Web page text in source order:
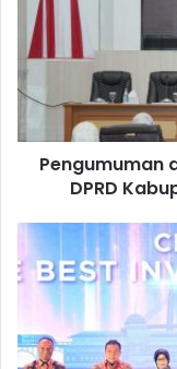
Pengumuman
DPRD